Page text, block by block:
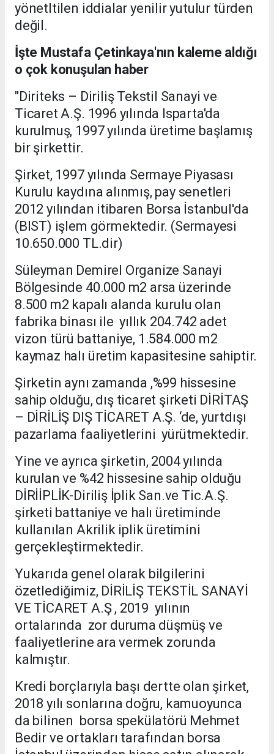
yönetltilen iddialar yenilir yutulur türden
değil.
İşte Mustafa Çetinkaya'nın kaleme aldığı
o çok konuşulan haber
"Diriteks – Diriliş Tekstil Sanayi ve
Ticaret A.Ş. 1996 yılında Isparta'da
kurulmuş, 1997 yılında üretime başlamış
bir şirkettir.
Şirket, 1997 yılında Sermaye Piyasası
Kurulu kaydına alınmış, pay senetleri
2012 yılından itibaren Borsa İstanbul'da
(BIST) işlem görmektedir. (Sermayesi
10.650.000 TL.dir)
Süleyman Demirel Organize Sanayi
Bölgesinde 40.000 m2 arsa üzerinde
8.500 m2 kapalı alanda kurulu olan
fabrika binası ile yıllık 204.742 adet
vizon türü battaniye, 1.584.000 m2
kaymaz halı üretim kapasitesine sahiptir.
Şirketin aynı zamanda ,%99 hissesine
sahip olduğu, dış ticaret şirketi DİRİTAŞ
– DİRİLİŞ DIŞ TİCARET A.Ş. ‘de, yurtdışı
pazarlama faaliyetlerini yürütmektedir.
Yine ve ayrıca şirketin, 2004 yılında
kurulan ve %42 hissesine sahip olduğu
DİRİİPLİK-Diriliş İplik San.ve Tic.A.Ş.
şirketi battaniye ve halı üretiminde
kullanılan Akrilik iplik üretimini
gerçekleştirmektedir.
Yukarıda genel olarak bilgilerini
özetlediğimiz, DİRİLİŞ TEKSTİL SANAYİ
VE TİCARET A.Ş , 2019 yılının
ortalarında zor duruma düşmüş ve
faaliyetlerine ara vermek zorunda
kalmıştır.
Kredi borçlarıyla başı dertte olan şirket,
2018 yılı sonlarına doğru, kamuoyunca
da bilinen borsa spekülatörü Mehmet
Bedir ve ortakları tarafından borsa